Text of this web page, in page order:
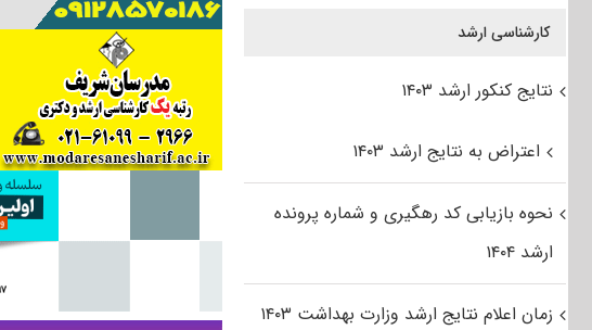
کارشناسی ارشد
نتایج کنکور ارشد ۱۴۰۳
اعتراض به نتایج ارشد ۱۴۰۳
نحوه بازیابی کد رهگیری و شماره پرونده
ارشد ۱۴۰۴
زمان اعلام نتایج ارشد وزارت بهداشت ۱۴۰۳